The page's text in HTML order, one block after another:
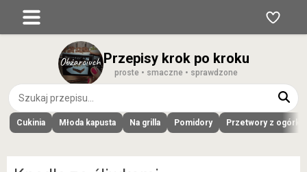
Przepisy krok po kroku
proste • smaczne • sprawdzone
Cukinia Młoda kapusta Na grilla Pomidory Przetwory z